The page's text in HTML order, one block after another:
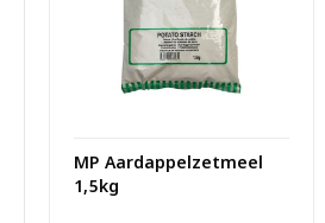
MP Aardappelzetmeel
1,5kg